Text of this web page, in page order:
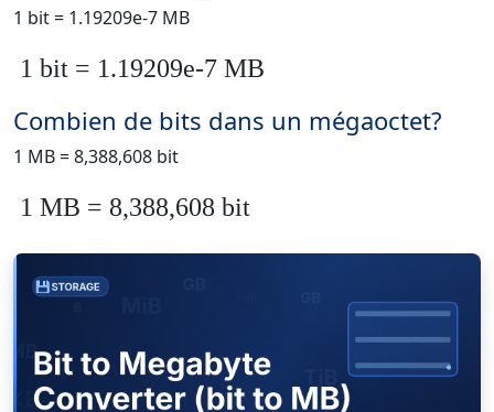
1 bit = 1.19209e-7 MB
1 bit = 1.19209e-7 MB
Combien de bits dans un mégaoctet?
1 MB = 8,388,608 bit
1 MB = 8,388,608 bit